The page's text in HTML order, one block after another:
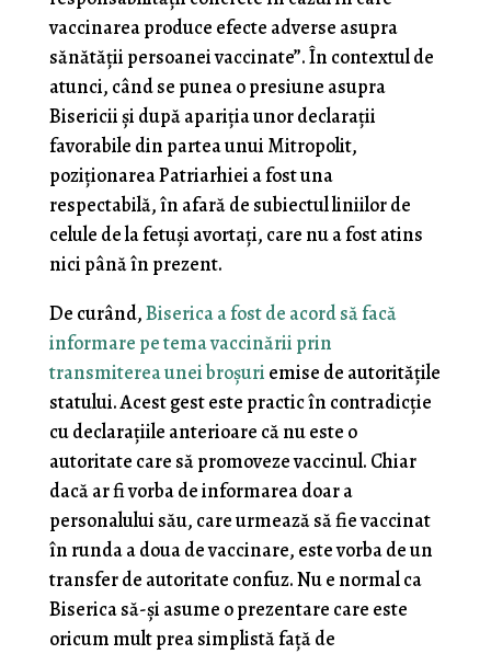
vaccinarea produce efecte adverse asupra
sănătății persoanei vaccinate”. În contextul de
atunci, când se punea o presiune asupra
Bisericii și după apariția unor declarații
favorabile din partea unui Mitropolit,
poziționarea Patriarhiei a fost una
respectabilă, în afară de subiectul liniilor de
celule de la fetuși avortați, care nu a fost atins
nici până în prezent.
De curând,Biserica a fost de acord să facă
informare pe tema vaccinării prin
transmiterea unei broșuri emise de autoritățile
statului. Acest gest este practic în contradicție
cu declarațiile anterioare că nu este o
autoritate care să promoveze vaccinul. Chiar
dacă ar fi vorba de informarea doar a
personalului său, care urmează să fie vaccinat
în runda a doua de vaccinare, este vorba de un
transfer de autoritate confuz. Nu e normal ca
Biserica să-și asume o prezentare care este
oricum mult prea simplistă față de